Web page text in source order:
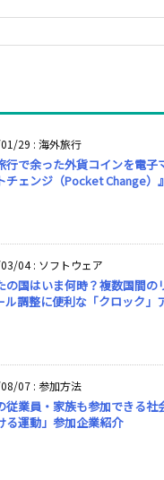
29 : 海外旅行
行で余った外貨コインを電子
チェンジ（Pocket Change）
04: ソフトウェア
の国はいま何時？複数国間の
ル調整に便利な「クロック」
07 : 参加方法
従業員・家族も参加できる社
る運動」参加企業紹介